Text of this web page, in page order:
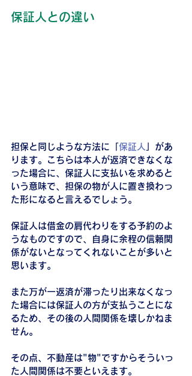
保証人との違い
担保と同じような方法に「保証人
」があ
ります。こちらは本人が返済できなくな
った場合に、保証人に支払いを求めると
いう意味で、担保の物が人に置き換わっ
た形になると言えるでしょう。
保証人は借金の肩代わりをする予約のよ
うなものですので、自身に余程の信頼関
係がないとなってくれないことが多いと
思います。
また万が一返済が滞ったり出来なくなっ
た場合には保証人の方が支払うことにな
るため、その後の人間関係を壊しかねま
せん。
その点、不動産は"物"ですからそういっ
た人間関係は不要といえます。